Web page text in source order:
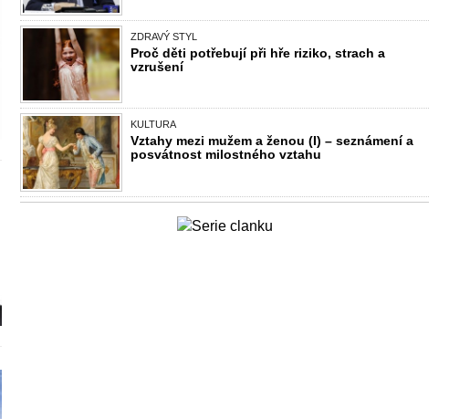
ZDRAVÝ STYL
Proč děti potřebují při hře riziko, strach a
vzrušení
KULTURA
Vztahy mezi mužem a ženou (I) – seznámení a
posvátnost milostného vztahu